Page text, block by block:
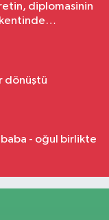
diplomasinin
dönüştü
- oğul birlikte